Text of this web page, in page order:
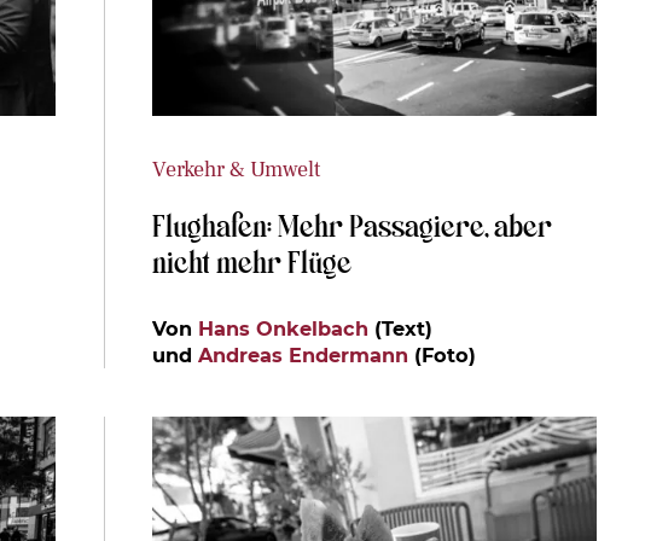
Verkehr & Umwelt
Flughafen: Mehr Passagiere, aber
nicht mehr Flüge
Von Hans Onkelbach (Text)
und Andreas Endermann (Foto)